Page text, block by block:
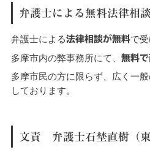
弁護士による無料法律相談
弁護士による法律相談が無料で受
多摩市内の弊事務所にて、 無料
多摩市民の方に限らず、広く一
しております。
文責 弁護士石埜直樹（東